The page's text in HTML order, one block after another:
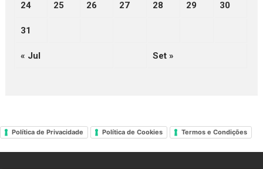
24 25 26 27 28 29 30
31
« Jul Set »
Política de Privacidade Política de Cookies Termos e Condições